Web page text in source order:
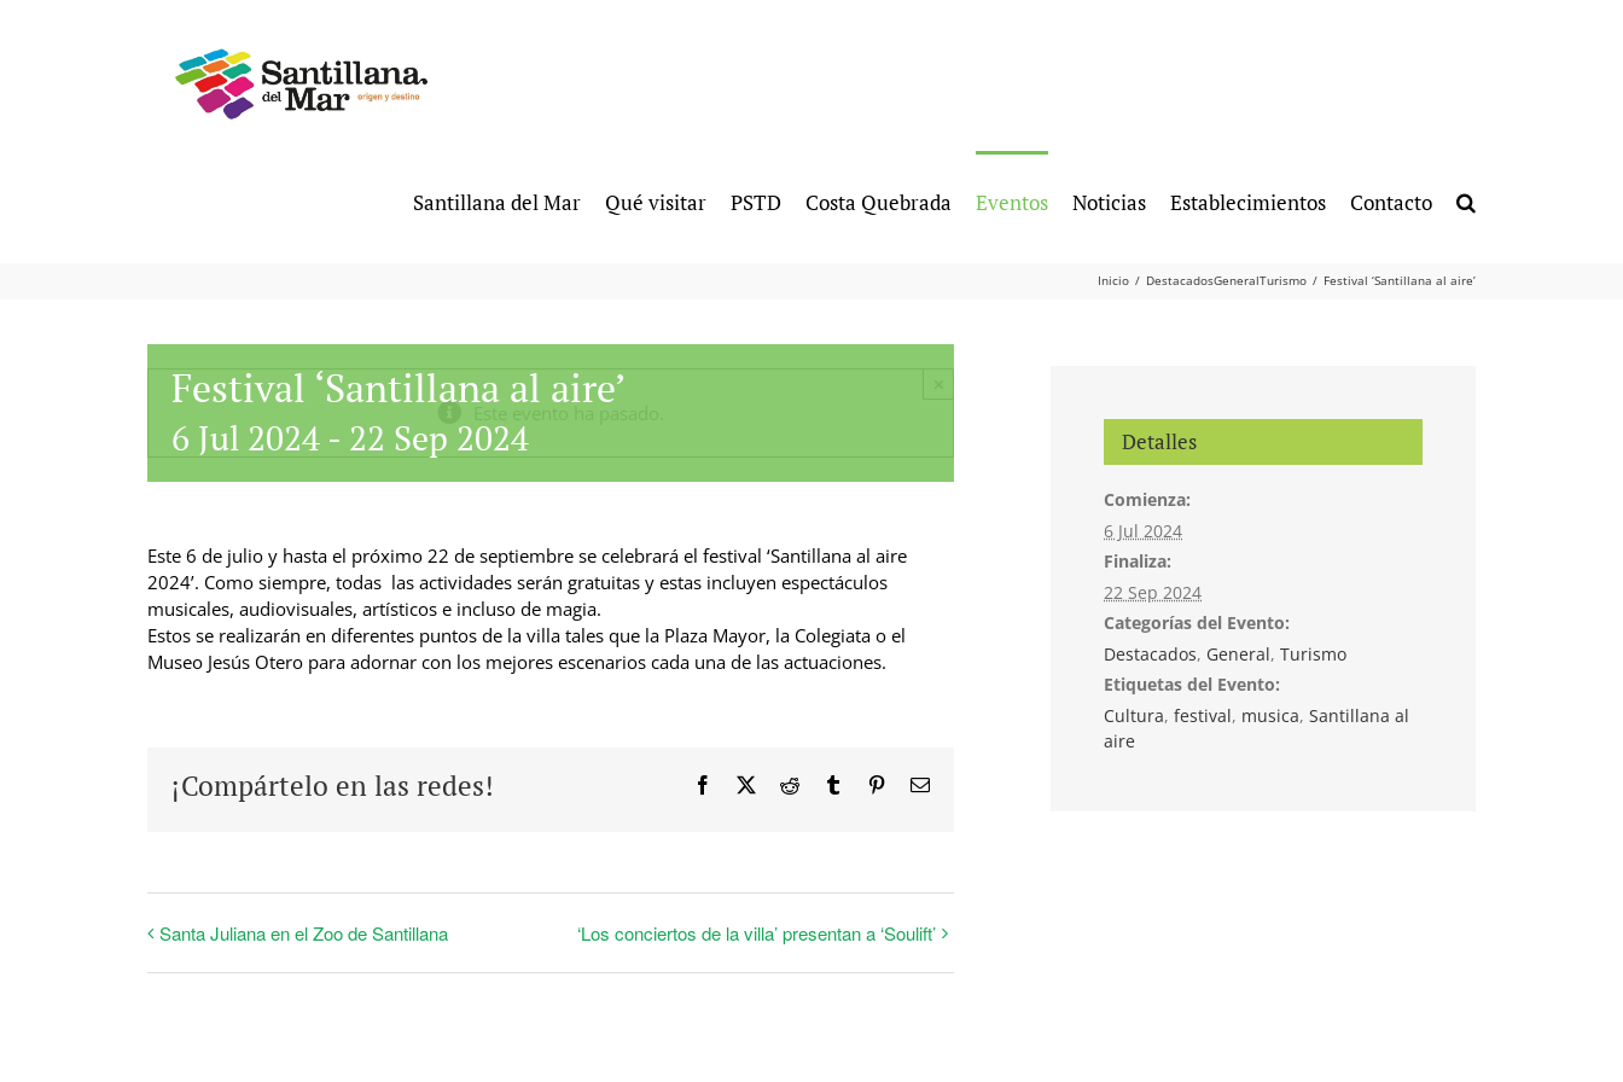
Santillana del Mar Qué visitar PSTD Costa Quebrada Eventos Noticias Establecimientos Contacto
Inicio DestacadosGeneralTurismo Festival ‘Santillana al aire’
Festival ‘Santillana al aire’
6 Jul 2024 - 22 Sep 2024
Este 6 de julio y hasta el próximo 22 de septiembre se celebrará el festival ‘Santillana al aire
2024’. Como siempre, todas las actividades serán gratuitas y estas incluyen espectáculos
musicales, audiovisuales, artísticos e incluso de magia.
Estos se realizarán en diferentes puntos de la villa tales que la Plaza Mayor, la Colegiata o el
Museo Jesús Otero para adornar con los mejores escenarios cada una de las actuaciones.
¡Compártelo en las redes! Facebook Reddit Tumblr PinterestCorreo
Santa Juliana en el Zoo de Santillana ‘Los conciertos de la villa’ presentan a ‘Soulift’
Detalles
Comienza:
6 Jul 2024
Finaliza:
22 Sep 2024
Categorías del Evento:
Destacados, General, Turismo
Etiquetas del Evento:
Cultura, festival, musica, Santillana al
aire